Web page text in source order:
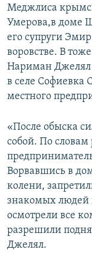
Меджлиса
Умерова,в доме
его супруги
воровстве. В
Нариман Джелял
в селе Софиевка
местного
«После обыска
собой. По
Ворвавшись в
колени,
знакомых людей
осмотрели все
разрешили
Джелял.